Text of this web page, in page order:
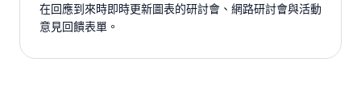
在回應到來時即時更新圖表的研討會、網路研討會與活動
意見回饋表單。